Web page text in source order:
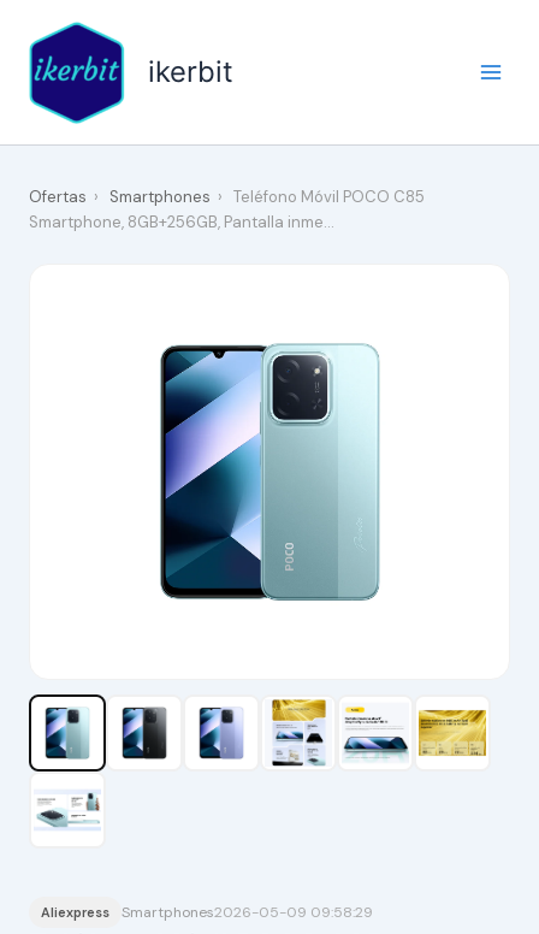
contenido
ikerbit
Ofertas › Smartphones › Teléfono Móvil POCO C85
Smartphone, 8GB+256GB, Pantalla inme…
Aliexpress Smartphones2026-05-09 09:58:29